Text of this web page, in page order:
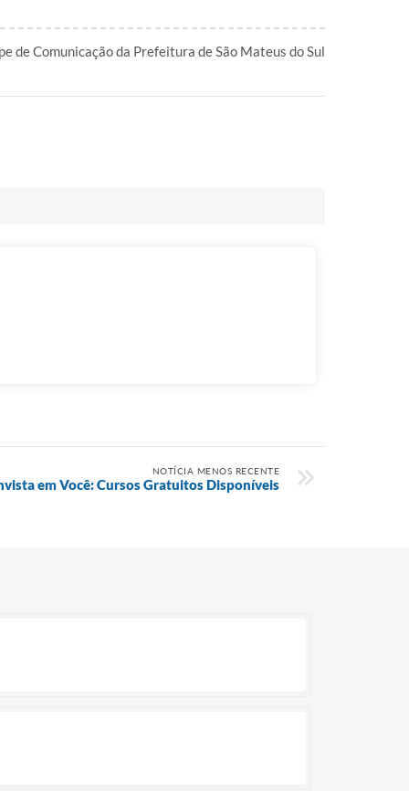
de Comunicação da Prefeitura de São Mateus do Sul
NOTÍCIA MENOS RECENTE
em Você: Cursos Gratuitos Disponíveis